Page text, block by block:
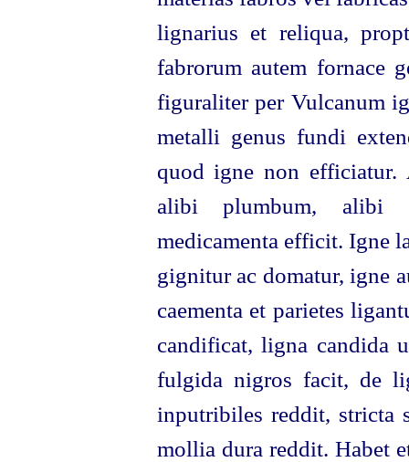
lignarius et reliqua,
fabrorum autem fornace
figuraliter per Vulcanum
metalli genus fundi
quod igne non
alibi plumbum, alibi
medicamenta efficit. Igne
gignitur ac domatur, igne
caementa et parietes
candificat, ligna candida
fulgida nigros facit, de
inputribiles reddit, stricta
mollia dura reddit. Habet